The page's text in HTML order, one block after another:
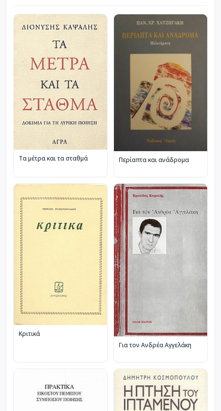
Τα μέτρα και τα σταθμά Περίαπτα και ανάδρομα
Κριτικά
Για τον Ανδρέα Αγγελάκη